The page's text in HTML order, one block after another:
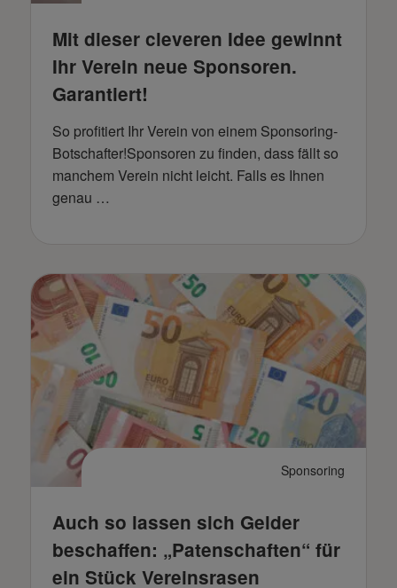
Mit dieser cleveren Idee gewinnt
Ihr Verein neue Sponsoren.
Garantiert!
So profitiert Ihr Verein von einem Sponsoring-
Botschafter!Sponsoren zu finden, dass fällt so
manchem Verein nicht leicht. Falls es Ihnen
genau …
Sponsoring
Auch so lassen sich Gelder
beschaffen: „Patenschaften“ für
ein Stück Vereinsrasen